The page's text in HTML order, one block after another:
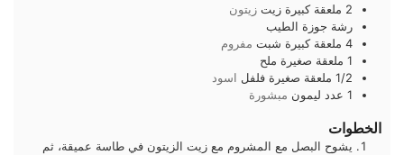
2 ملعقة كبيرة زيت زيتون
رشة جوزة الطيب
4 ملعقة كبيرة شبت مفروم
1 ملعقة صغيرة ملح
1/2 ملعقة صغيرة فلفل اسود
1 عدد ليمون مبشورة
الخطوات
يشوح البصل مع المشروم مع زيت الزيتون في طاسة عميقة، ثم